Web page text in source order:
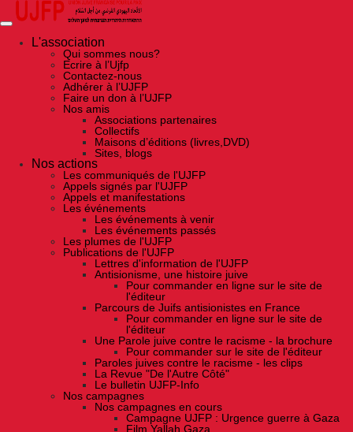
Skip
the
contentL'association
Qui sommes nous?
Ecrire à l’Ujfp
Contactez-nous
Adhérer à l’UJFP
Faire un don à l’UJFP
Nos amis
Associations partenaires
Collectifs
Maisons d’éditions (livres,DVD)
Sites, blogs
Nos actions
Les communiqués de l'UJFP
Appels signés par l'UJFP
Appels et manifestations
Les événements
Les événements à venir
Les événements passés
Les plumes de l'UJFP
Publications de l'UJFP
Lettres d'information de l'UJFP
Antisionisme, une histoire juive
Pour commander en ligne sur le site de
l'éditeur
Parcours de Juifs antisionistes en France
Pour commander en ligne sur le site de
l'éditeur
Une Parole juive contre le racisme - la brochure
Pour commander sur le site de l'éditeur
Paroles juives contre le racisme - les clips
La Revue "De l'Autre Côté"
Le bulletin UJFP-Info
Nos campagnes
Nos campagnes en cours
Campagne UJFP : Urgence guerre à Gaza
Film Yallah Gaza